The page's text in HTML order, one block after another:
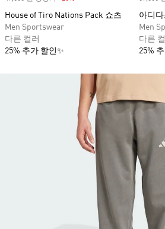
House of Tiro Nations Pack 쇼츠
Men Sportswear
다른 컬러
25% 추가 할인✨
아디
Men
다른
25%